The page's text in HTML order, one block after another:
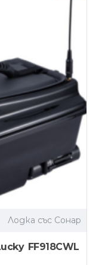
Лодка със Сонар
FF918CWL